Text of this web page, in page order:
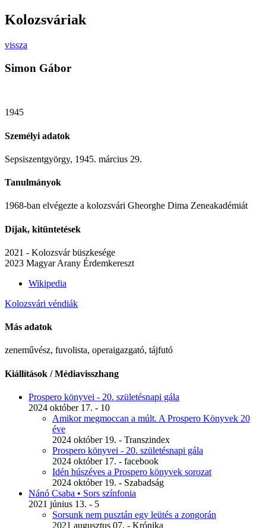
Kolozsváriak
vissza
Simon Gábor
1945
Személyi adatok
Sepsiszentgyörgy, 1945. március 29.
Tanulmányok
1968-ban elvégezte a kolozsvári Gheorghe Dima Zeneakadémiát
Díjak, kitüntetések
2021 - Kolozsvár büszkesége
2023 Magyar Arany Érdemkereszt
Wikipedia
Kolozsvári véndiák
Más adatok
zeneművész, fuvolista, operaigazgató, tájfutó
Kiállítások / Médiavisszhang
Prospero könyvei - 20. születésnapi gála
2024 október 17. - 10
Amikor megmoccan a múlt. A Prospero Könyvek 20
éve
2024 október 19. - Transzindex
Prospero könyvei - 20. születésnapi gála
2024 október 17. - facebook
Idén húszéves a Prospero könyvek sorozat
2024 október 19. - Szabadság
Nánó Csaba • Sors színfonia
2021 június 13. - 5
Sorsunk nem pusztán egy leütés a zongorán
2021 augusztus 07. - Krónika